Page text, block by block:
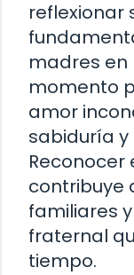
reflexionar
madres en
momento
amor
sabiduría
contribuye
familiares
fraternal
tiempo.